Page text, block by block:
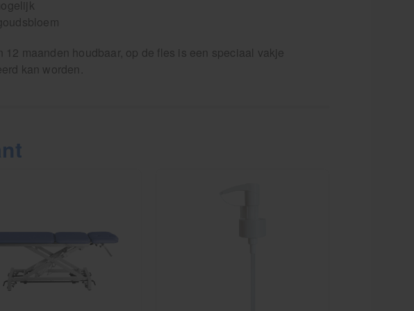
maanden houdbaar, op de fles is een speciaal vakje
kan worden.